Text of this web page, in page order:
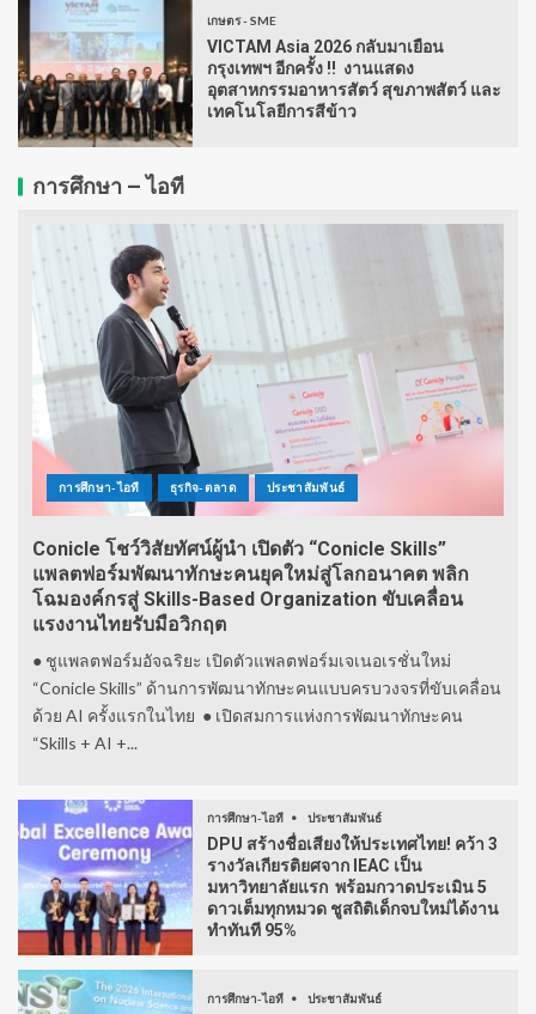
เกษตร - SME
VICTAM Asia 2026 กลับมาเยือน
กรุงเทพฯ อีกครั้ง !! งานแสดง
อุตสาหกรรมอาหารสัตว์ สุขภาพสัตว์ และ
เทคโนโลยีการสีข้าว
การศึกษา – ไอที
การศึกษา-ไอที ธุรกิจ-ตลาด ประชาสัมพันธ์
Conicle โชว์วิสัยทัศน์ผู้นำ เปิดตัว “Conicle Skills”
แพลตฟอร์มพัฒนาทักษะคนยุคใหม่สู่โลกอนาคต พลิก
โฉมองค์กรสู่ Skills-Based Organization ขับเคลื่อน
แรงงานไทยรับมือวิกฤต
● ชูแพลตฟอร์มอัจฉริยะ เปิดตัวแพลตฟอร์มเจเนอเรชั่นใหม่
“Conicle Skills” ด้านการพัฒนาทักษะคนแบบครบวงจรที่ขับเคลื่อน
ด้วย AI ครั้งแรกในไทย ● เปิดสมการแห่งการพัฒนาทักษะคน
“Skills + AI +...
การศึกษา-ไอที ประชาสัมพันธ์
DPU สร้างชื่อเสียงให้ประเทศไทย! คว้า 3
รางวัลเกียรติยศจาก IEAC เป็น
มหาวิทยาลัยแรก พร้อมกวาดประเมิน 5
ดาวเต็มทุกหมวด ชูสถิติเด็กจบใหม่ได้งาน
ทำทันที 95%
การศึกษา-ไอที ประชาสัมพันธ์